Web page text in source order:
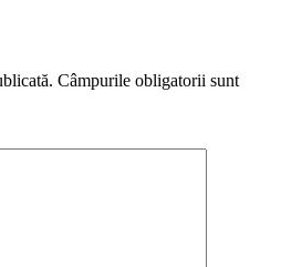
Câmpurile obligatorii sunt